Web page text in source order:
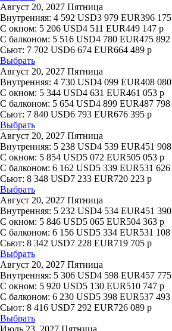
Август 20, 2027 Пятница
Внутренняя: 4 592 USD3 979 EUR396 175
С окном: 5 206 USD4 511 EUR449 147 р
С балконом: 5 516 USD4 780 EUR475 892
Сьют: 7 702 USD6 674 EUR664 489 р
Выбрать
Август 20, 2027 Пятница
Внутренняя: 4 730 USD4 099 EUR408 080
С окном: 5 344 USD4 631 EUR461 053 р
С балконом: 5 654 USD4 899 EUR487 798
Сьют: 7 840 USD6 793 EUR676 395 р
Выбрать
Август 20, 2027 Пятница
Внутренняя: 5 238 USD4 539 EUR451 908
С окном: 5 854 USD5 072 EUR505 053 р
С балконом: 6 162 USD5 339 EUR531 626
Сьют: 8 348 USD7 233 EUR720 223 р
Выбрать
Август 20, 2027 Пятница
Внутренняя: 5 232 USD4 534 EUR451 390
С окном: 5 846 USD5 065 EUR504 363 р
С балконом: 6 156 USD5 334 EUR531 108
Сьют: 8 342 USD7 228 EUR719 705 р
Выбрать
Август 20, 2027 Пятница
Внутренняя: 5 306 USD4 598 EUR457 775
С окном: 5 920 USD5 130 EUR510 747 р
С балконом: 6 230 USD5 398 EUR537 493
Сьют: 8 416 USD7 292 EUR726 089 р
Выбрать
Июль 23, 2027 Пятница